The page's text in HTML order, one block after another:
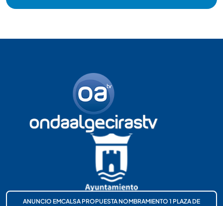
ANUNCIO EMCALSA PROPUESTA NOMBRAMIENTO 1 PLAZA DE